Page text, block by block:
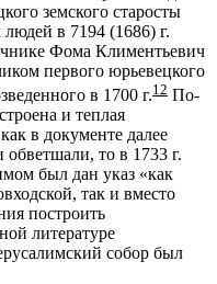
земского старосты
в 7194 (1686) г.
Фома Климентьевич
первого юрьевецкого
в 1700 г.12 По-
и теплая
в документе далее
обветшали, то в 1733 г.
был дан указ «как
так и вместо
построить
литературе
собор был